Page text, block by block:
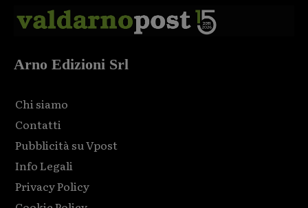
Arno Edizioni Srl
Chi siamo
Contatti
Pubblicità su Vpost
Info Legali
Privacy Policy